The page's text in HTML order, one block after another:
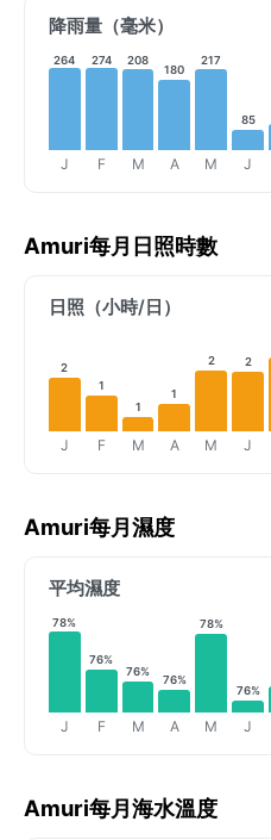
降雨量（毫米）
264
J
274
F
208
M
180
A
217
M
85
J
Amuri每月日照時數
日照（小時/日）
2
J
1
F
1
M
1
A
2
M
2
J
Amuri每月濕度
平均濕度
78%
J
76%
F
76%
M
76%
A
78%
M
76%
J
Amuri每月海水溫度